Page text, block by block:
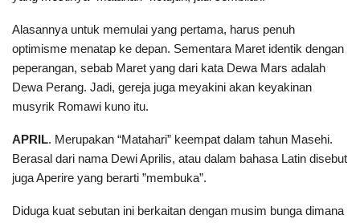
Alasannya untuk memulai yang pertama, harus penuh
optimisme menatap ke depan. Sementara Maret identik dengan
peperangan, sebab Maret yang dari kata Dewa Mars adalah
Dewa Perang. Jadi, gereja juga meyakini akan keyakinan
musyrik Romawi kuno itu.
APRIL. Merupakan “Matahari” keempat dalam tahun Masehi.
Berasal dari nama Dewi Aprilis, atau dalam bahasa Latin disebut
juga Aperire yang berarti ”membuka”.
Diduga kuat sebutan ini berkaitan dengan musim bunga dimana